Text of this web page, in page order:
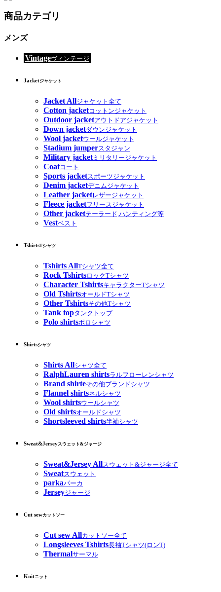
商品カテゴリ
メンズ
Vintageヴィンテージ
Jacketジャケット
Jacket Allジャケット全て
Cotton jacketコットンジャケット
Outdoor jacketアウトドアジャケット
Down jacketダウンジャケット
Wool jacketウールジャケット
Stadium jumperスタジャン
Military jacketミリタリージャケット
Coatコート
Sports jacketスポーツジャケット
Denim jacketデニムジャケット
Leather jacketレザージャケット
Fleece jacketフリースジャケット
Other jacketテーラード,ハンティング等
Vestベスト
TshirtsTシャツ
Tshirts AllTシャツ全て
Rock TshirtsロックTシャツ
Character TshirtsキャラクターTシャツ
Old TshirtsオールドTシャツ
Other Tshirtsその他Tシャツ
Tank topタンクトップ
Polo shirtsポロシャツ
Shirtsシャツ
Shirts Allシャツ全て
RalphLauren shirtsラルフローレンシャツ
Brand shirteその他ブランドシャツ
Flannel shirtsネルシャツ
Wool shirtsウールシャツ
Old shirtsオールドシャツ
Shortsleeved shirts半袖シャツ
Sweat&Jerseyスウェット&ジャージ
Sweat&Jersey Allスウェット&ジャージ全て
Sweatスウェット
parkaパーカ
Jerseyジャージ
Cut sewカットソー
Cut sew Allカットソー全て
Longsleeves Tshirts長袖Tシャツ(ロンT)
Thermalサーマル
Knitニット